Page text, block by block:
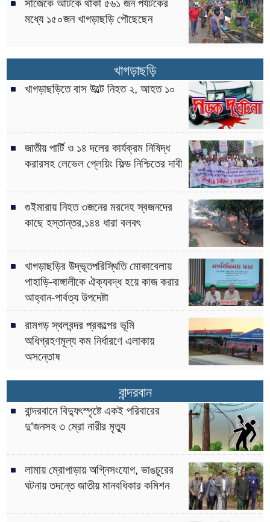
সাজেকে আটকে থাকা ৫৬১ জন পর্যটকের
মধ্যে ১৫০জন খাগড়াছড়ি পৌছেছেন
খাগড়াছড়ি
খাগড়াছড়িতে বাস উল্টে নিহত ২, আহত ১০
জাতীয় পার্টি ও ১৪ দলের কার্যক্রম নিষিদ্ধ
করারসহ লেভেল প্লেয়িং ফিল্ড নিশ্চিতের দাবী
গুইমারায় নিহত ৩জনের মরদেহ স্বজনদের
কাছে হস্তান্তর,১৪৪ ধারা বলবৎ
খাগড়াছড়ির উদ্ভূতপরিস্থিতি মোকাবেলায়
পাহাড়ি-বাঙ্গালীকে ঐক্যবদ্ধ হয়ে কাজ করার
আহ্বান-পার্বত্য উপদেষ্টা
রামগড় স্থলবন্দর প্রকল্পের ভূমি
অধিগ্রহণমূল্য কম নির্ধারণে এলাকায়
অসন্তোষ
বান্দরবান
বান্দরবানে বিদ্যুৎস্পৃষ্টে একই পরিবারের
দু’জনসহ ৩ ম্রো নারীর মৃত্যু
লামায় ম্রোপাড়ায় অগ্নিসংযোগ, ভাঙচুরের
ঘটনায় তদন্তে জাতীয় মানবধিকার কমিশন